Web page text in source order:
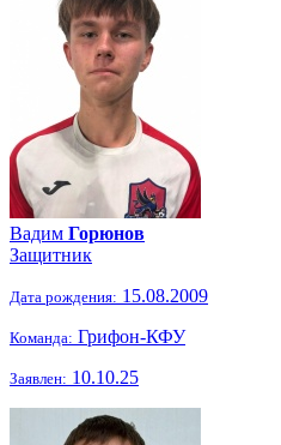
Вадим Горюнов
Защитник
Дата рождения: 15.08.2009
Команда: Грифон-КФУ
Заявлен: 10.10.25